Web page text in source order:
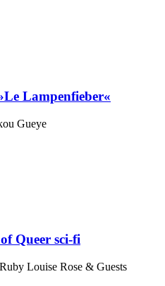
Lampenfieber«
Gueye
Queer sci-fi
Louise Rose & Guests